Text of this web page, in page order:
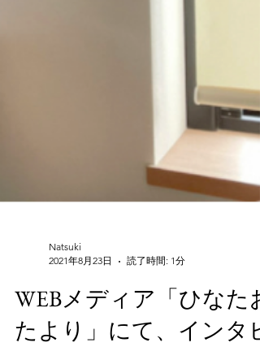
2021年8月23日
読了時間: 1分
WEBメディア「ひなたお